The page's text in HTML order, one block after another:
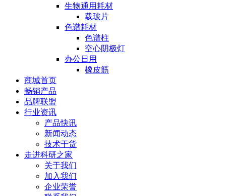
生物通用耗材
载玻片
色谱耗材
色谱柱
空心阴极灯
办公日用
橡皮筋
商城首页
畅销产品
品牌联盟
行业资讯
产品快讯
新闻动态
技术干货
走进科研之家
关于我们
加入我们
企业荣誉